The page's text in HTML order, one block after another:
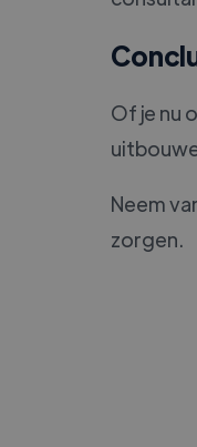
Of je nu
Neem
zorgen.